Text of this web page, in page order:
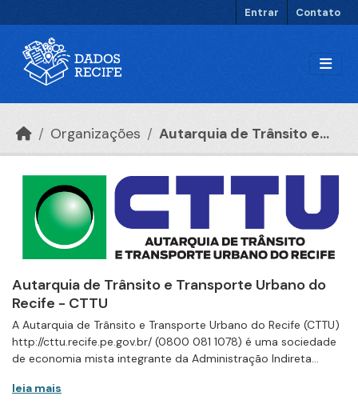
Entrar Contato
Organizações Autarquia de Trânsito e...
Autarquia de Trânsito e Transporte Urbano do
Recife - CTTU
A Autarquia de Trânsito e Transporte Urbano do Recife (CTTU)
http://cttu.recife.pe.gov.br/ (0800 081 1078) é uma sociedade
de economia mista integrante da Administração Indireta...
leia mais